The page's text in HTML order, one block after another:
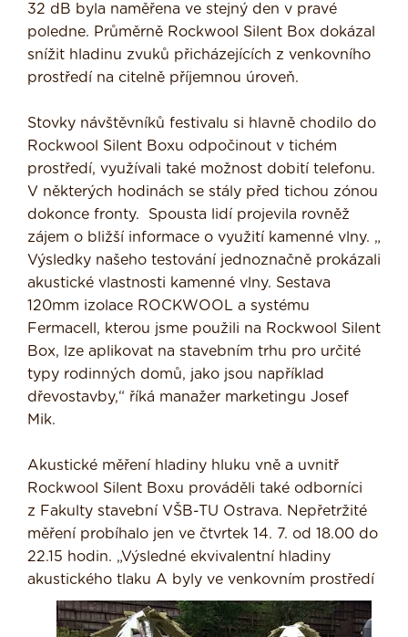
32 dB byla naměřena ve stejný den v pravé
poledne. Průměrně Rockwool Silent Box dokázal
snížit hladinu zvuků přicházejících z venkovního
prostředí na citelně příjemnou úroveň.
Stovky návštěvníků festivalu si hlavně chodilo do
Rockwool Silent Boxu odpočinout v tichém
prostředí, využívali také možnost dobití telefonu.
V některých hodinách se stály před tichou zónou
dokonce fronty. Spousta lidí projevila rovněž
zájem o bližší informace o využití kamenné vlny. „
Výsledky našeho testování jednoznačně prokázali
akustické vlastnosti kamenné vlny. Sestava
120mm izolace ROCKWOOL a systému
Fermacell, kterou jsme použili na Rockwool Silent
Box, lze aplikovat na stavebním trhu pro určité
typy rodinných domů, jako jsou například
dřevostavby,“ říká manažer marketingu Josef
Mik.
Akustické měření hladiny hluku vně a uvnitř
Rockwool Silent Boxu prováděli také odborníci
z Fakulty stavební VŠB-TU Ostrava. Nepřetržité
měření probíhalo jen ve čtvrtek 14. 7. od 18.00 do
22.15 hodin. „Výsledné ekvivalentní hladiny
akustického tlaku A byly ve venkovním prostředí